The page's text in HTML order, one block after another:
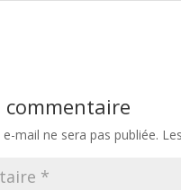
commentaire
mail ne sera pas publiée.